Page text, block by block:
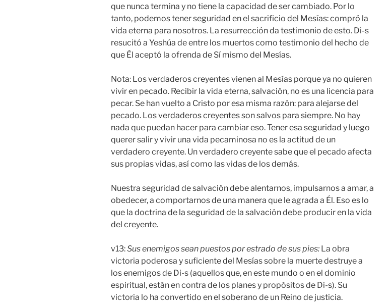
que nunca termina y no tiene la capacidad de ser cambiado. Por lo
tanto, podemos tener seguridad en el sacrificio del Mesías: compró la
vida eterna para nosotros. La resurrección da testimonio de esto. Di-s
resucitó a Yeshúa de entre los muertos como testimonio del hecho de
que Él aceptó la ofrenda de Sí mismo del Mesías.
Nota: Los verdaderos creyentes vienen al Mesías porque ya no quieren
vivir en pecado. Recibir la vida eterna, salvación, no es una licencia para
pecar. Se han vuelto a Cristo por esa misma razón: para alejarse del
pecado. Los verdaderos creyentes son salvos para siempre. No hay
nada que puedan hacer para cambiar eso. Tener esa seguridad y luego
querer salir y vivir una vida pecaminosa no es la actitud de un
verdadero creyente. Un verdadero creyente sabe que el pecado afecta
sus propias vidas, así como las vidas de los demás.
Nuestra seguridad de salvación debe alentarnos, impulsarnos a amar, a
obedecer, a comportarnos de una manera que le agrada a Él. Eso es lo
que la doctrina de la seguridad de la salvación debe producir en la vida
del creyente.
v13:Sus enemigos sean puestos por estrado de sus pies: La obra
victoria poderosa y suficiente del Mesías sobre la muerte destruye a
los enemigos de Di-s (aquellos que, en este mundo o en el dominio
espiritual, están en contra de los planes y propósitos de Di-s). Su
victoria lo ha convertido en el soberano de un Reino de justicia.